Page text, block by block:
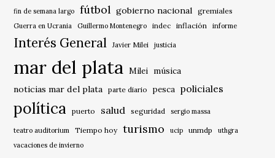
fin de semana largo fútbol gobierno nacional gremiales
Guerra en Ucrania Guillermo Montenegro indec inflación informe
Interés General Javier Milei justicia
mar del plata Milei música
noticias mar del plata
parte diario pesca policiales
política puerto salud seguridad sergio massa
teatro auditorium Tiempo hoy turismo ucip unmdp
uthgra
vacaciones de invierno